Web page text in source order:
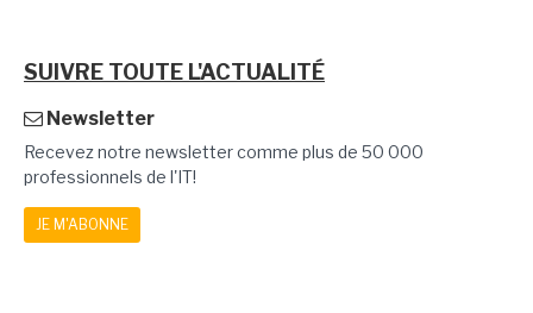
SUIVRE TOUTE L'ACTUALITÉ
Newsletter
Recevez notre newsletter comme plus de 50 000
professionnels de l'IT!
JE M'ABONNE